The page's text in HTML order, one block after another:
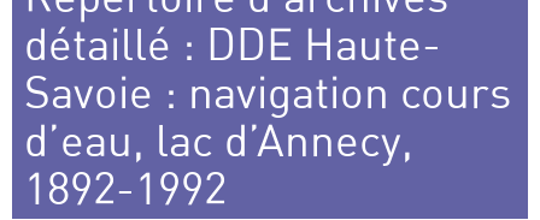
détaillé : DDE Haute-
Savoie : navigation cours
d’eau, lac d’Annecy,
1892-1992